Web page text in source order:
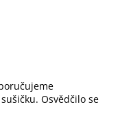
Osvědčilo se